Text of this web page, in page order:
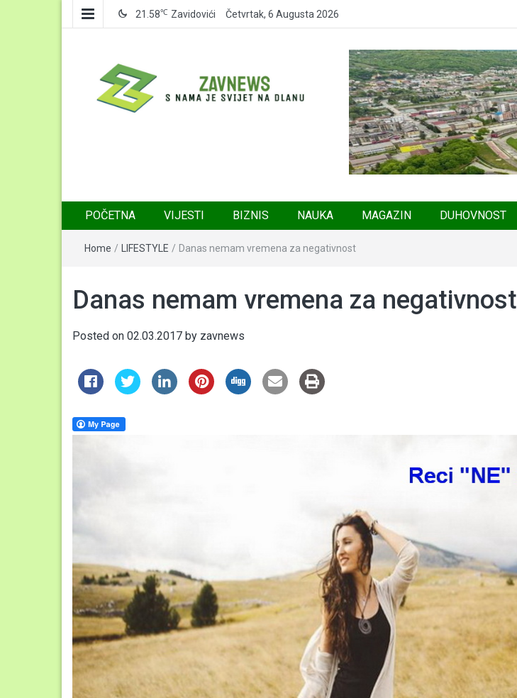
21.58℃ Zavidovići Četvrtak, 6 Augusta 2026
POČETNA VIJESTI BIZNIS NAUKA MAGAZIN DUHOVNOST
Home / LIFESTYLE / Danas nemam vremena za negativnost
Danas nemam vremena za negativnost
Posted on 02.03.2017 by zavnews